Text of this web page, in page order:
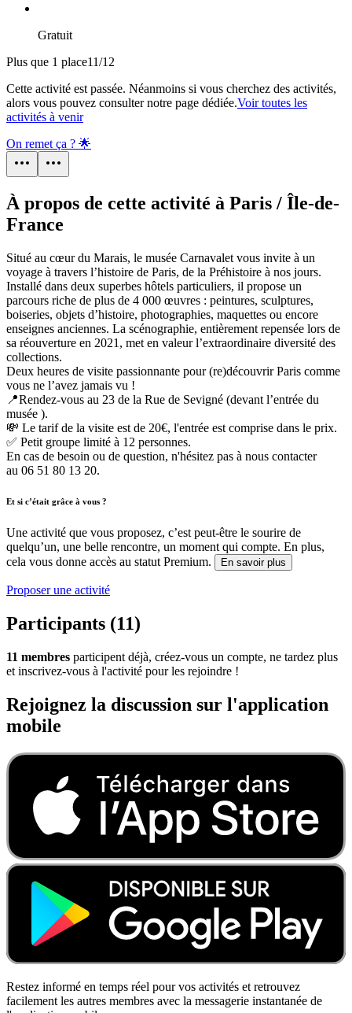
Gratuit
Plus que 1 place11/12
Cette activité est passée. Néanmoins si vous cherchez des activités,
alors vous pouvez consulter notre page dédiée.Voir toutes les
activités à venir
On remet ça ? 🌟
À propos de cette activité à Paris / Île-de-
France
Situé au cœur du Marais, le musée Carnavalet vous invite à un
voyage à travers l’histoire de Paris, de la Préhistoire à nos jours.
Installé dans deux superbes hôtels particuliers, il propose un
parcours riche de plus de 4 000 œuvres : peintures, sculptures,
boiseries, objets d’histoire, photographies, maquettes ou encore
enseignes anciennes. La scénographie, entièrement repensée lors de
sa réouverture en 2021, met en valeur l’extraordinaire diversité des
collections.
Deux heures de visite passionnante pour (re)découvrir Paris comme
vous ne l’avez jamais vu !
📍Rendez-vous au 23 de la Rue de Sevigné (devant l’entrée du
musée ).
💸 Le tarif de la visite est de 20€, l'entrée est comprise dans le prix.
✅ Petit groupe limité à 12 personnes.
En cas de besoin ou de question, n'hésitez pas à nous contacter
au 06 51 80 13 20.
Et si c’était grâce à vous ?
Une activité que vous proposez, c’est peut-être le sourire de
quelqu’un, une belle rencontre, un moment qui compte. En plus,
cela vous donne accès au statut Premium.
En savoir plus
Proposer une activité
Participants (11)
11 membres participent déjà, créez-vous un compte, ne tardez plus
et inscrivez-vous à l'activité pour les rejoindre !
Rejoignez la discussion sur l'application
mobile
Restez informé en temps réel pour vos activités et retrouvez
facilement les autres membres avec la messagerie instantanée de